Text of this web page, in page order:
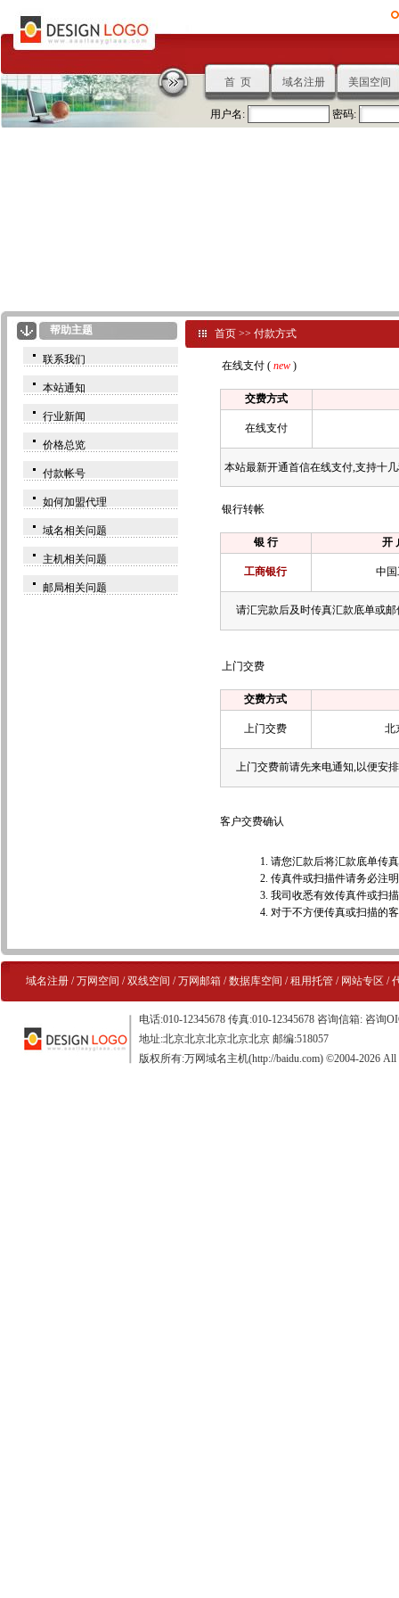
首 页 域名注册 美国空间
用户名: 密码:
帮助主题
联系我们
本站通知
行业新闻
价格总览
付款帐号
如何加盟代理
域名相关问题
主机相关问题
邮局相关问题
首页>> 付款方式
在线支付 (new)
交费方式
在线支付
本站最新开通首信在线支付,支持十
银行转帐
银 行 开
工商银行 中
请汇完款后及时传真汇款底单或
上门交费
交费方式
上门交费 北
上门交费前请先来电通知,以便安
客户交费确认
请您汇款后将汇款底单传
传真件或扫描件请务必注
我司收悉有效传真件或扫
对于不方便传真或扫描的
域名注册/万网空间 /双线空间 /万网邮箱 /数据库空间 /租用托管/ 网站专区 /
电话:010-12345678 传真:010-12345678 咨询信箱: 咨询
地址:北京北京北京北京北京 邮编:518057
版权所有:万网域名主机(http://baidu.com) ©2004-2026 All